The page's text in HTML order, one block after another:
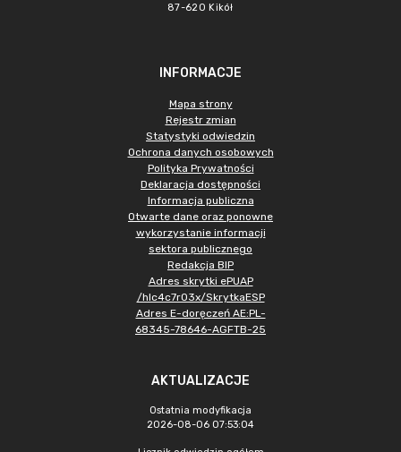
87-620 Kikół
INFORMACJE
Mapa strony
Rejestr zmian
Statystyki odwiedzin
Ochrona danych osobowych
Polityka Prywatności
Deklaracja dostępności
Informacja publiczna
Otwarte dane oraz ponowne
wykorzystanie informacji
sektora publicznego
Redakcja BIP
Adres skrytki ePUAP
/hlc4c7r03x/SkrytkaESP
Adres E-doręczeń AE:PL-
68345-78646-AGFTB-25
AKTUALIZACJE
Ostatnia modyfikacja
2026-08-06 07:53:04